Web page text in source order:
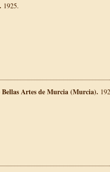
1925.
Artes de Murcia (Murcia).